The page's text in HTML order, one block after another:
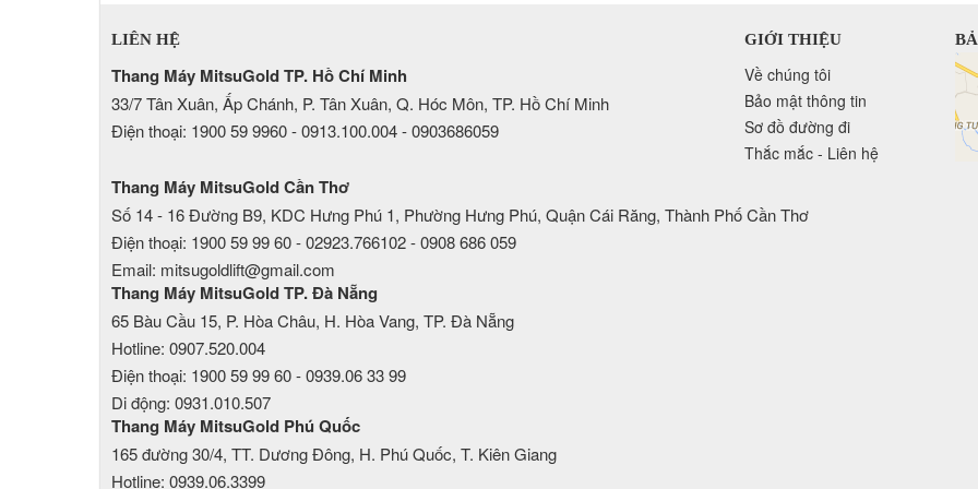
LIÊN HỆ
Thang Máy MitsuGold TP. Hồ Chí Minh
33/7 Tân Xuân, Ấp Chánh, P. Tân Xuân, Q. Hóc Môn, TP. Hồ Chí Minh
Điện thoại: 1900 59 9960 - 0913.100.004 - 0903686059
GIỚI THIỆU
Về chúng tôi
Bảo mật thông tin
Sơ đồ đường đi
Thắc mắc - Liên hệ
Thang Máy MitsuGold Cần Thơ
Số 14 - 16 Đường B9, KDC Hưng Phú 1, Phường Hưng Phú, Quận Cái Răng, Thành Phố Cần Thơ
Điện thoại: 1900 59 99 60 - 02923.766102 - 0908 686 059
Email: mitsugoldlift@gmail.com
Thang Máy MitsuGold TP. Đà Nẵng
65 Bàu Cầu 15, P. Hòa Châu, H. Hòa Vang, TP. Đà Nẵng
Hotline: 0907.520.004
Điện thoại: 1900 59 99 60 - 0939.06 33 99
Di động: 0931.010.507
Thang Máy MitsuGold Phú Quốc
165 đường 30/4, TT. Dương Đông, H. Phú Quốc, T. Kiên Giang
Hotline: 0939.06.3399